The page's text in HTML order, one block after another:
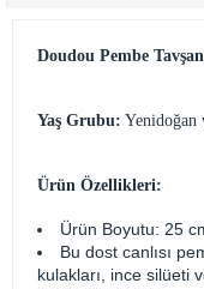
Doudou Pembe
Yaş Grubu: Yenidoğan
Ürün Özellikleri:
Ürün Boyutu: 25
Bu dost canlısı
kulakları, ince silüeti